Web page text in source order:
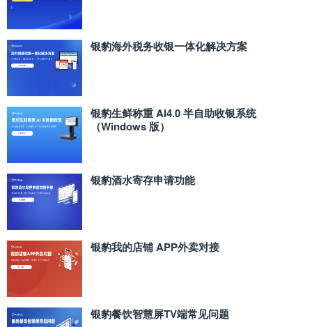
银豹海外税务收银一体化解决方案
银豹生鲜称重 AI4.0 半自助收银系统
（Windows 版）
银豹酒水寄存申请功能
银豹我的店铺 APP外卖对接
银豹餐饮智慧屏TV端常见问题